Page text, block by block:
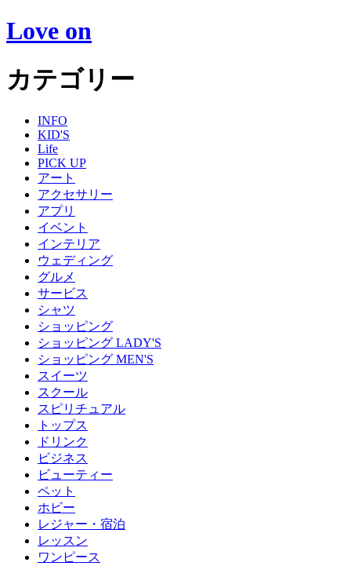
Love on
カテゴリー
INFO
KID'S
Life
PICK UP
アート
アクセサリー
アプリ
イベント
インテリア
ウェディング
グルメ
サービス
シャツ
ショッピング
ショッピング LADY'S
ショッピング MEN'S
スイーツ
スクール
スピリチュアル
トップス
ドリンク
ビジネス
ビューティー
ペット
ホビー
レジャー・宿泊
レッスン
ワンピース